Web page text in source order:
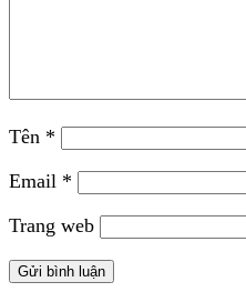
Tên *
Email *
Trang web